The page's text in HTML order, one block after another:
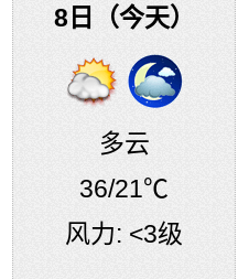
8日（今天）
多云
36/21℃
风力: <3级